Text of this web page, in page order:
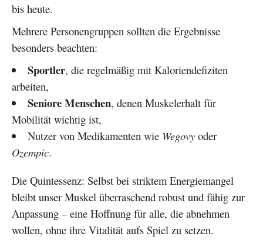
bis heute.
Mehrere Personengruppen sollten die Ergebnisse
besonders beachten:
Sportler, die regelmäßig mit Kaloriendefiziten
arbeiten,
Seniore Menschen, denen Muskelerhalt für
Mobilität wichtig ist,
Nutzer von Medikamenten wie Wegovyoder
Ozempic.
Die Quintessenz: Selbst bei striktem Energiemangel
bleibt unser Muskel überraschend robust und fähig zur
Anpassung – eine Hoffnung für alle, die abnehmen
wollen, ohne ihre Vitalität aufs Spiel zu setzen.